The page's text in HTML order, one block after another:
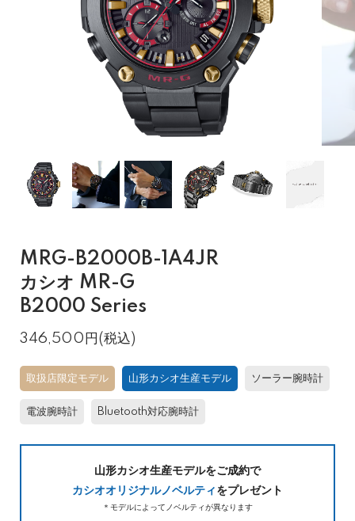
MRG-B2000B-1A4JR
カシオ MR-G
B2000 Series
346,500円(税込)
取扱店限定モデル 山形カシオ生産モデル ソーラー腕時計
電波腕時計 Bluetooth対応腕時計
山形カシオ生産モデルをご成約で
カシオオリジナルノベルティをプレゼント
＊モデルによってノベルティが異なります